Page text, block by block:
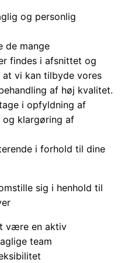
og personlig
de mange
findes i afsnittet og
vi kan tilbyde vores
af høj kvalitet.
i opfyldning af
klargøring af
i forhold til dine
sig i henhold til
være en aktiv
team